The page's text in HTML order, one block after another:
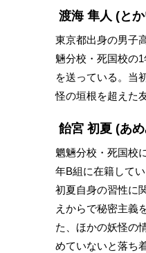
渡海 隼人 (と
東京都出身の男子
魎分校・死国校の
を送っている。当
怪の垣根を超えた
飴宮 初夏 (あ
魍魎分校・死国校
年B組に在籍して
初夏自身の習性に
えからで秘密主義
た、ほかの妖怪の
めていないと落ち